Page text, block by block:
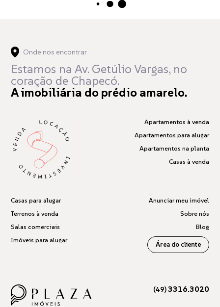
Onde nos encontrar
Estamos na Av. Getúlio Vargas, no
coração de Chapecó.
A imobiliária do prédio amarelo.
Apartamentos à venda
Apartamentos para alugar
Apartamentos na planta
Casas à venda
Casas para alugar
Terrenos à venda
Salas comerciais
Imóveis para alugar
Anunciar meu imóvel
Sobre nós
Blog
Área do cliente
(49)3316.3020